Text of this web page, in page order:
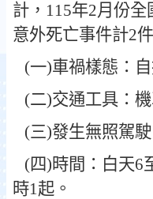
計，115年2月份
意外死亡事件計2
(一)車禍樣態：
(二)交通工具：
(三)發生無照駕駛
(四)時間：白天6
時1起。